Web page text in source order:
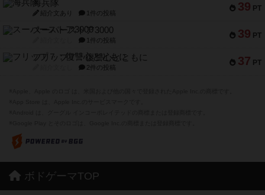
39 PT
海兵隊
紹介文あり 1件の投稿
39 PT
スーパーストア3000
1件の投稿
37 PT
フリップ７：復讐心とともに
2件の投稿
ボドゲーマTOP